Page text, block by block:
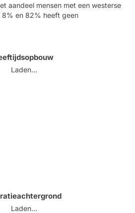
aandeel mensen met een westerse
en 82% heeft geen
Laden...
Laden...